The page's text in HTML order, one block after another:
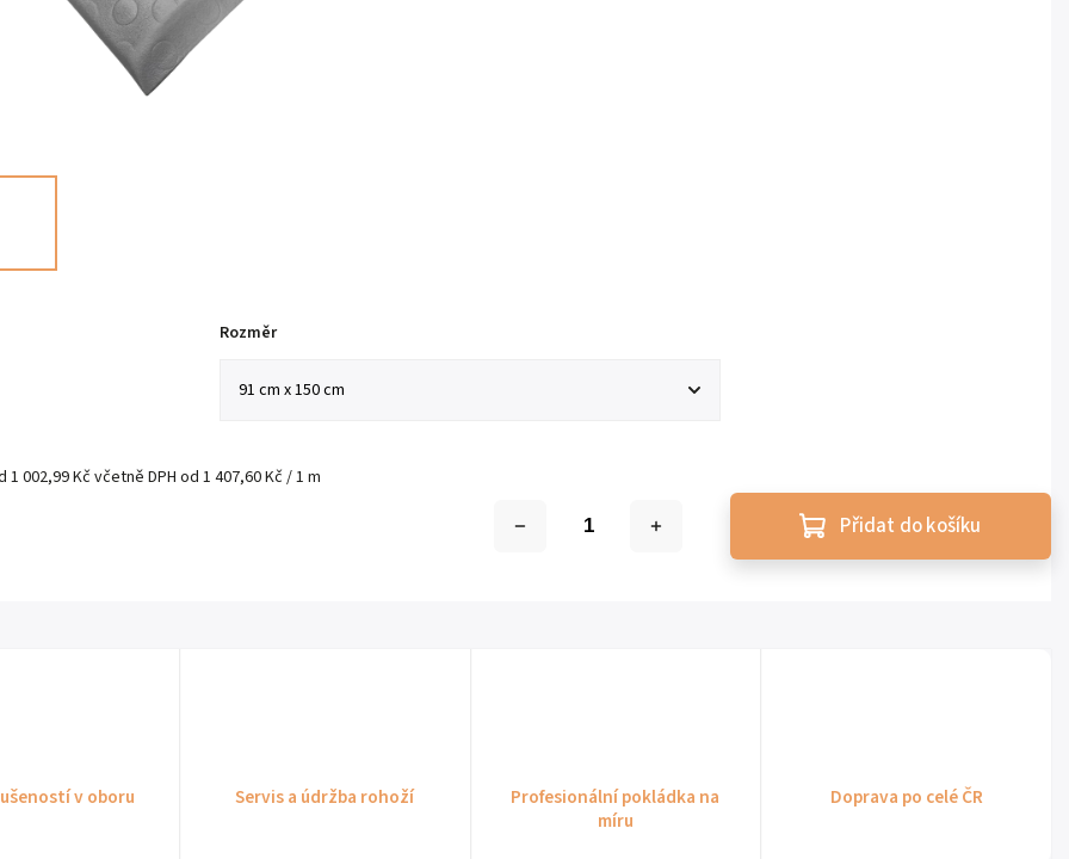
1 002,99 Kčvčetně DPH od 1 407,60 Kč / 1 m
Rozměr
Přidat do košíku
v oboru Servis a údržba rohoží
Profesionální pokládka na
míru
Doprava po celé ČR